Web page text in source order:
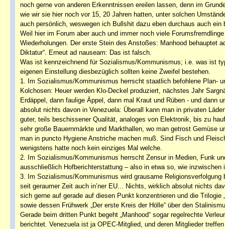
noch gerne von anderen Erkenntnissen ereilen lassen, denn im
wie wir sie hier noch vor 15, 20 Jahren hatten, unter solchen
auch persönlich, weswegen ich Bullshit dazu eben durchaus auch ein
Weil hier im Forum aber auch und immer noch viele
Wiederholungen. Der erste Stein des Anstoßes: Manhood behauptet
Diktatur“. Erneut ad nauseam: Das ist falsch.
Was ist kennzeichnend für Sozialismus/Kommunismus; i.e. was ist
eigenen Einstellung diesbezüglich sollten keine Zweifel bestehen.
1. Im Sozialismus/Kommunismus herrscht staatlich befohlene Plan-
Kolchosen: Heuer werden Klo-Deckel produziert, nächstes Jahr
Erdäppel, dann faulige Äppel, dann mal Kraut und Rüben - und dann
absolut nichts davon in Venezuela: Überall kann man in privaten
guter, teils beschissener Qualität, analoges von Elektronik, bis zu
sehr große Bauernmärkte und Markthallen, wo man getrost Gemüse
man in puncto Hygiene Anstriche machen muß. Sind Fisch und
wenigstens hatte noch kein einziges Mal welche.
2. Im Sozialismus/Kommunismus herrscht Zensur in Medien, Funk
ausschließlich Hofberichterstattung – also in etwa so, wie
3. Im Sozialismus/Kommunismus wird grausame
seit geraumer Zeit auch in’ner EU... Nichts, wirklich absolut nichts
sich gerne auf gerade auf diesen Punkt konzentrieren und die
sowie dessen Frühwerk „Der erste Kreis der Hölle“ über den
Gerade beim dritten Punkt begeht „Manhood“ sogar regelrechte
berichtet. Venezuela ist ja OPEC-Mitglied, und deren Mitglieder